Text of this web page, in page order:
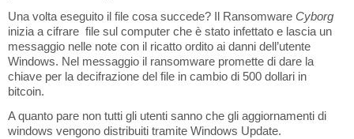
Una volta eseguito il file cosa succede? Il Ransomware Cyborg
inizia a cifrare file sul computer che è stato infettato e lascia un
messaggio nelle note con il ricatto ordito ai danni dell’utente
Windows. Nel messaggio il ransomware promette di dare la
chiave per la decifrazione del file in cambio di 500 dollari in
bitcoin.
A quanto pare non tutti gli utenti sanno che gli aggiornamenti di
windows vengono distribuiti tramite Windows Update.